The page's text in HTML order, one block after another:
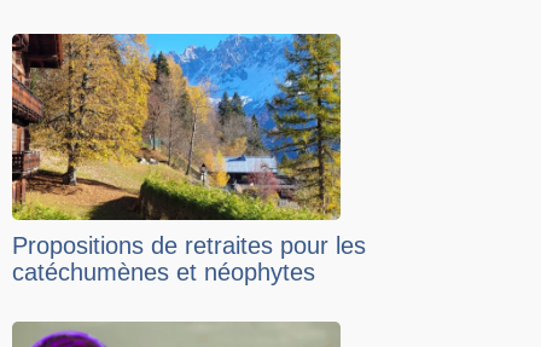
Propositions de retraites pour les
catéchumènes et néophytes